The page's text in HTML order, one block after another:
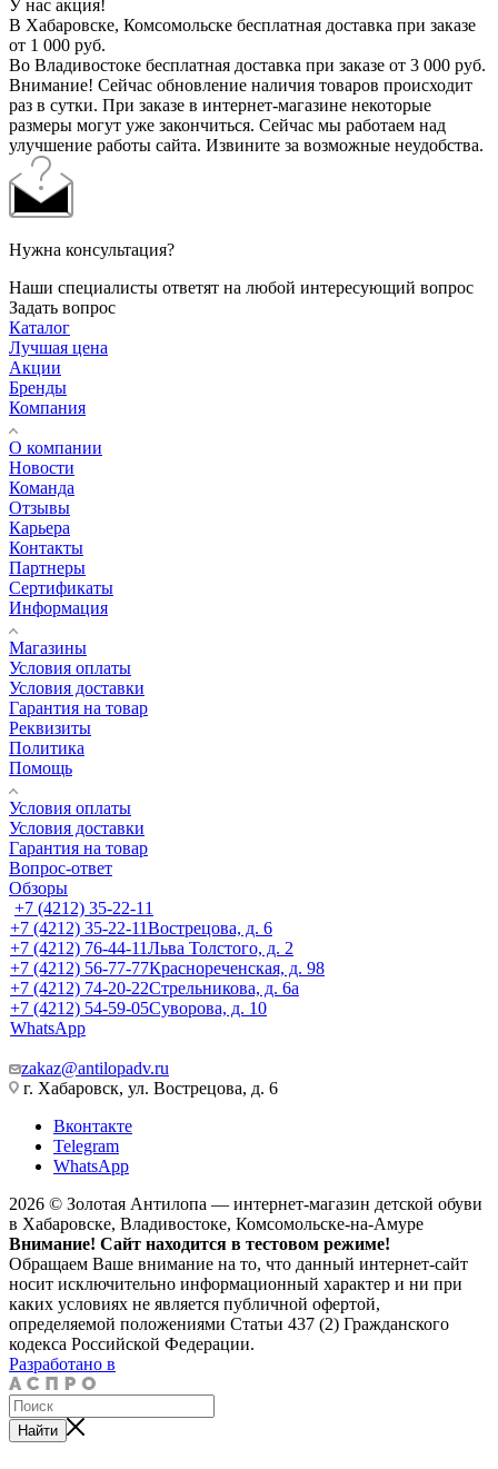
У нас акция!
В Хабаровске, Комсомольске бесплатная доставка при заказе
от 1 000 руб.
Во Владивостоке бесплатная доставка при заказе от 3 000 руб.
Внимание! Сейчас обновление наличия товаров происходит
раз в сутки. При заказе в интернет-магазине некоторые
размеры могут уже закончиться. Сейчас мы работаем над
улучшение работы сайта. Извините за возможные неудобства.
Нужна консультация?
Наши специалисты ответят на любой интересующий вопрос
Задать вопрос
Каталог
Лучшая цена
Акции
Бренды
Компания
О компании
Новости
Команда
Отзывы
Карьера
Контакты
Партнеры
Сертификаты
Информация
Магазины
Условия оплаты
Условия доставки
Гарантия на товар
Реквизиты
Политика
Помощь
Условия оплаты
Условия доставки
Гарантия на товар
Вопрос-ответ
Обзоры
+7 (4212) 35-22-11
+7 (4212) 35-22-11Вострецова, д. 6
+7 (4212) 76-44-11Льва Толстого, д. 2
+7 (4212) 56-77-77Краснореченская, д. 98
+7 (4212) 74-20-22Стрельникова, д. 6а
+7 (4212) 54-59-05Суворова, д. 10
WhatsApp
zakaz@antilopadv.ru
г. Хабаровск, ул. Вострецова, д. 6
Вконтакте
Telegram
WhatsApp
2026 © Золотая Антилопа — интернет-магазин детской обуви
в Хабаровске, Владивостоке, Комсомольске-на-Амуре
Внимание! Сайт находится в тестовом режиме!
Обращаем Ваше внимание на то, что данный интернет-сайт
носит исключительно информационный характер и ни при
каких условиях не является публичной офертой,
определяемой положениями Статьи 437 (2) Гражданского
кодекса Российской Федерации.
Разработано в
Найти